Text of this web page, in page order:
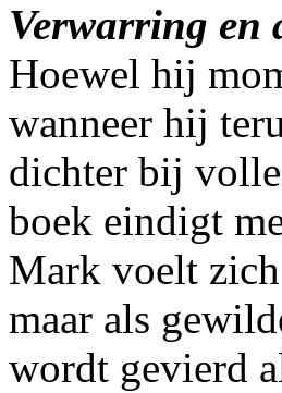
Verwarring en
Hoewel hij
wanneer hij
dichter bij
boek eindigt
Mark voelt
maar als
wordt gevierd